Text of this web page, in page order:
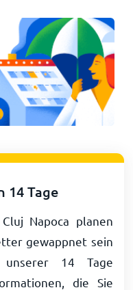
14 Tage
Napoca planen
gewappnet sein
14 Tage
die Sie